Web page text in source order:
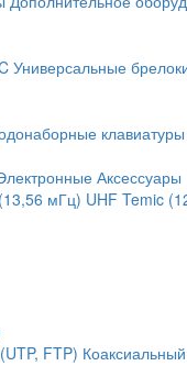
Универсальные
клавиатуры
Аксессуары
мГц) UHF Temic
FTP)